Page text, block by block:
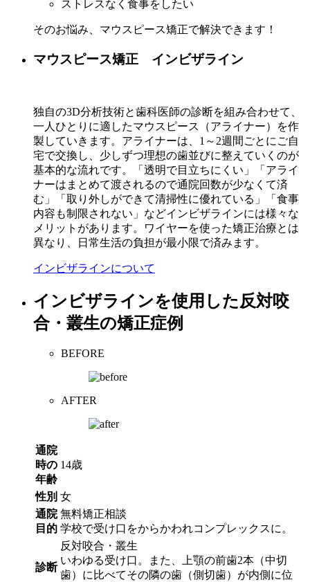
ストレスなく食事をしたい
そのお悩み、マウスピース矯正で解決できます！
マウスピース矯正 インビザライン
独自の3D分析技術と歯科医師の診断を組み合わせて、
一人ひとりに適したマウスピース（アライナー）を作
製していきます。アライナーは、1～2週間ごとにご自
宅で交換し、少しずつ理想の歯並びに整えていくのが
基本的な流れです。「透明で目立ちにくい」「アライ
ナーはまとめて渡されるので通院回数が少なくて済
む」「取り外しができて清掃性に優れている」「食事
内容も制限されない」などインビザラインには様々な
メリットがあります。ワイヤーを使った矯正治療とは
異なり、日常生活の負担が最小限で済みます。
インビザラインについて
インビザラインを使用した反対咬
合・叢生の矯正症例
BEFORE
AFTER
通院
時の
年齢
14歳
性別 女
通院
目的
無料矯正相談
学校で受け口をからかわれコンプレックスに。
診断
反対咬合・叢生
いわゆる受け口。また、上顎の前歯2本（中切
歯）に比べてその隣の歯（側切歯）が内側に位